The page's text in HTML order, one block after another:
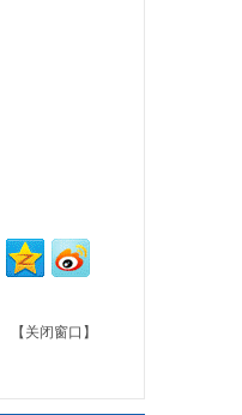
【关闭窗口】